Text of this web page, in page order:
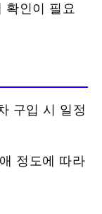
확인이 필요
구입 시 일정
정도에 따라